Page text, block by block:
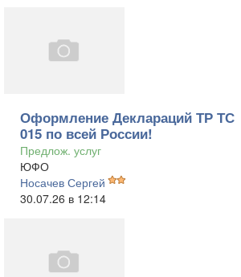
Оформление Деклараций ТР ТС
015 по всей России!
Предлож. услуг
ЮФО
Носачев Сергей
30.07.26 в 12:14